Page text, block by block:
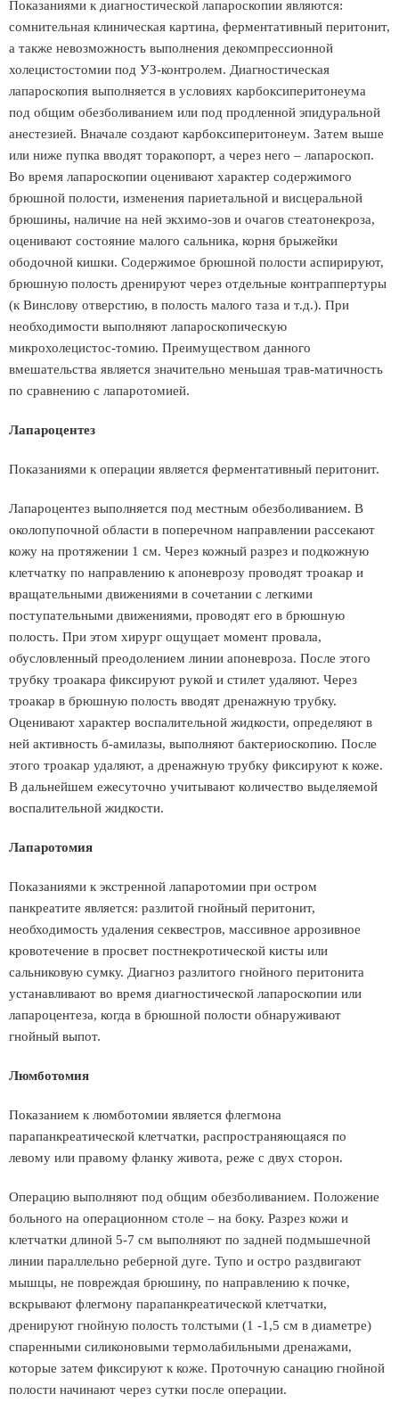
Показаниями к диагностической лапароскопии являются:
сомнительная клиническая картина, ферментативный перитонит,
а также невозможность выполнения декомпрессионной
холецистостомии под УЗ-контролем. Диагностическая
лапароскопия выполняется в условиях карбоксиперитонеума
под общим обезболиванием или под продленной эпидуральной
анестезией. Вначале создают карбоксиперитонеум. Затем выше
или ниже пупка вводят торакопорт, а через него – лапароскоп.
Во время лапароскопии оценивают характер содержимого
брюшной полости, изменения париетальной и висцеральной
брюшины, наличие на ней экхимо-зов и очагов стеатонекроза,
оценивают состояние малого сальника, корня брыжейки
ободочной кишки. Содержимое брюшной полости аспирируют,
брюшную полость дренируют через отдельные контраппертуры
(к Винслову отверстию, в полость малого таза и т.д.). При
необходимости выполняют лапароскопическую
микрохолецистос-томию. Преимуществом данного
вмешательства является значительно меньшая трав-матичность
по сравнению с лапаротомией.
Лапароцентез
Показаниями к операции является ферментативный перитонит.
Лапароцентез выполняется под местным обезболиванием. В
околопупочной области в поперечном направлении рассекают
кожу на протяжении 1 см. Через кожный разрез и подкожную
клетчатку по направлению к апоневрозу проводят троакар и
вращательными движениями в сочетании с легкими
поступательными движениями, проводят его в брюшную
полость. При этом хирург ощущает момент провала,
обусловленный преодолением линии апоневроза. После этого
трубку троакара фиксируют рукой и стилет удаляют. Через
троакар в брюшную полость вводят дренажную трубку.
Оценивают характер воспалительной жидкости, определяют в
ней активность б-амилазы, выполняют бактериоскопию. После
этого троакар удаляют, а дренажную трубку фиксируют к коже.
В дальнейшем ежесуточно учитывают количество выделяемой
воспалительной жидкости.
Лапаротомия
Показаниями к экстренной лапаротомии при остром
панкреатите является: разлитой гнойный перитонит,
необходимость удаления секвестров, массивное аррозивное
кровотечение в просвет постнекротической кисты или
сальниковую сумку. Диагноз разлитого гнойного перитонита
устанавливают во время диагностической лапароскопии или
лапароцентеза, когда в брюшной полости обнаруживают
гнойный выпот.
Люмботомия
Показанием к люмботомии является флегмона
парапанкреатической клетчатки, распространяющаяся по
левому или правому фланку живота, реже с двух сторон.
Операцию выполняют под общим обезболиванием. Положение
больного на операционном столе – на боку. Разрез кожи и
клетчатки длиной 5-7 см выполняют по задней подмышечной
линии параллельно реберной дуге. Тупо и остро раздвигают
мышцы, не повреждая брюшину, по направлению к почке,
вскрывают флегмону парапанкреатической клетчатки,
дренируют гнойную полость толстыми (1 -1,5 см в диаметре)
спаренными силиконовыми термолабильными дренажами,
которые затем фиксируют к коже. Проточную санацию гнойной
полости начинают через сутки после операции.